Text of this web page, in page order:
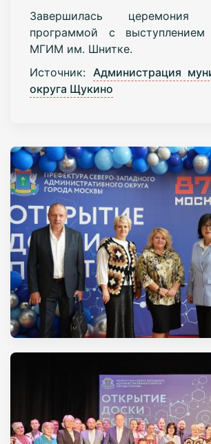
Завершилась церемония
программой с выступлением
МГИМ им. Шнитке.
Источник: Администрация
округа Щукино